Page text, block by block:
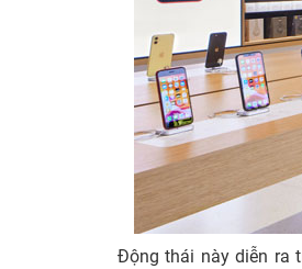
Động thái này diễn ra